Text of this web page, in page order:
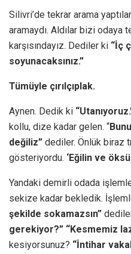
Silivri’de tekrar arama
aramaydı. Aldılar bizi odaya
karşısındayız. Dediler ki “İç
soyunacaksınız.”
Tümüyle çırılçıplak.
Aynen. Dedik ki
kollu, dize kadar gelen. “
değiliz” dediler. Önlük biraz
gösteriyordu. ‘Eğilin ve
Yandaki demirli odada
sekize kadar bekledik.
şekilde sokamazsın”
gerekiyor?” “Kesmemiz
kesiyorsunuz? “İntihar